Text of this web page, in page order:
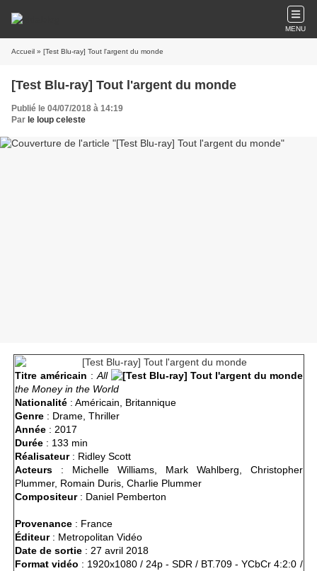
MENU
Accueil » [Test Blu-ray] Tout l'argent du monde
[Test Blu-ray] Tout l'argent du monde
Publié le 04/07/2018 à 14:19
Par le loup celeste
Titre américain : All
the Money in the World
Nationalité: Américain, Britannique
Genre: Drame, Thriller
Année: 2017
Durée: 133 min
Réalisateur: Ridley Scott
Acteurs: Michelle Williams, Mark Wahlberg, Christopher
Plummer, Romain Duris, Charlie Plummer
Compositeur: Daniel Pemberton
Provenance: France
Éditeur: Metropolitan Vidéo
Date de sortie: 27 avril 2018
Format vidéo : 1920x1080 / 24p - SDR / BT.709 - YCbCr 4:2:0 /